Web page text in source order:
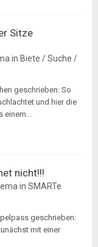
Sitze
in Biete / Suche /
geschrieben: So
und hier die
einem...
nicht!!!
in SMARTe
geschrieben:
mit einer